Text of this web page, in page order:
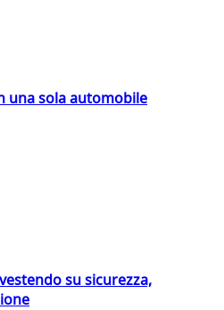
una sola automobile
su sicurezza,